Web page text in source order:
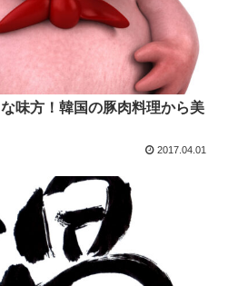
味方！韓国の豚肉料理から美
2017.04.01